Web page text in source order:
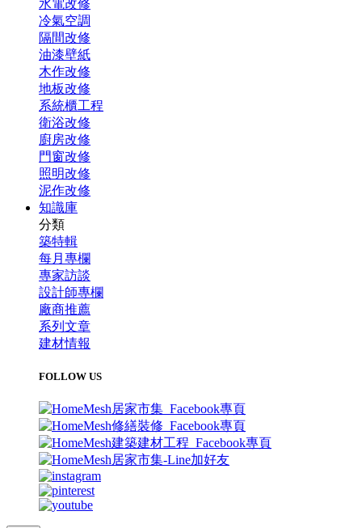
水電改修
冷氣空調
隔間改修
油漆壁紙
木作改修
地板改修
系統櫃工程
衛浴改修
廚房改修
門窗改修
照明改修
泥作改修
知識庫
分類
築特輯
每月專欄
專家訪談
設計師專欄
廠商推薦
系列文章
建材情報
FOLLOW US